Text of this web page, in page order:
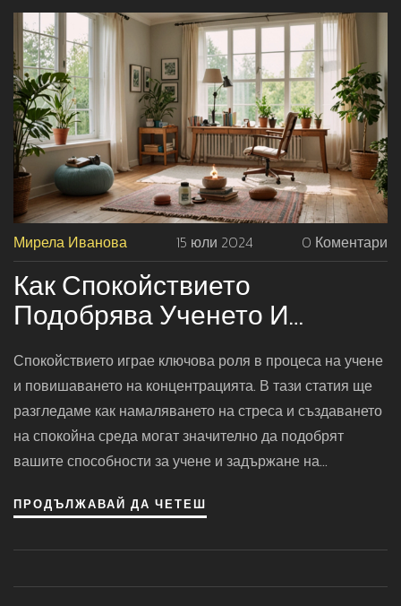
превърнете в по-добър лидер.
Мирела Иванова 15 юли 2024 0 Коментари
Как Спокойствието
Подобрява Ученето И
Концентрацията: Практични
Съвети
Спокойствието играе ключова роля в процеса на учене
и повишаването на концентрацията. В тази статия ще
разгледаме как намаляването на стреса и създаването
на спокойна среда могат значително да подобрят
вашите способности за учене и задържане на
интересни факти, които ще ви помогнат да внедрите
ПРОДЪЛЖАВАЙ ДА ЧЕТЕШ